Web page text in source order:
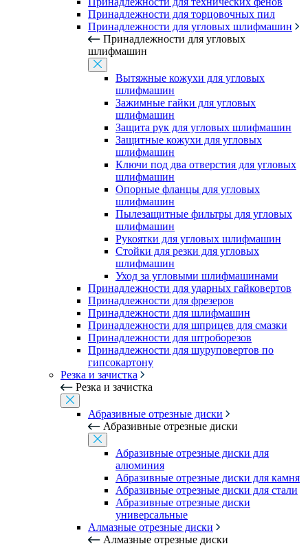
Принадлежности для торцовочных пил
Принадлежности для угловых шлифмашин
Принадлежности для угловых
шлифмашин
Вытяжные кожухи для угловых
шлифмашин
Зажимные гайки для угловых
шлифмашин
Защита рук для угловых шлифмашин
Защитные кожухи для угловых
шлифмашин
Ключи под два отверстия для угловых
шлифмашин
Опорные фланцы для угловых
шлифмашин
Пылезащитные фильтры для угловых
шлифмашин
Рукоятки для угловых шлифмашин
Стойки для резки для угловых
шлифмашин
Уход за угловыми шлифмашинами
Принадлежности для ударных гайковертов
Принадлежности для фрезеров
Принадлежности для шлифмашин
Принадлежности для шприцев для смазки
Принадлежности для штроборезов
Принадлежности для шуруповертов по
гипсокартону
Резка и зачистка
Резка и зачистка
Абразивные отрезные диски
Абразивные отрезные диски
Абразивные отрезные диски для
алюминия
Абразивные отрезные диски для камня
Абразивные отрезные диски для стали
Абразивные отрезные диски
универсальные
Алмазные отрезные диски
Алмазные отрезные диски